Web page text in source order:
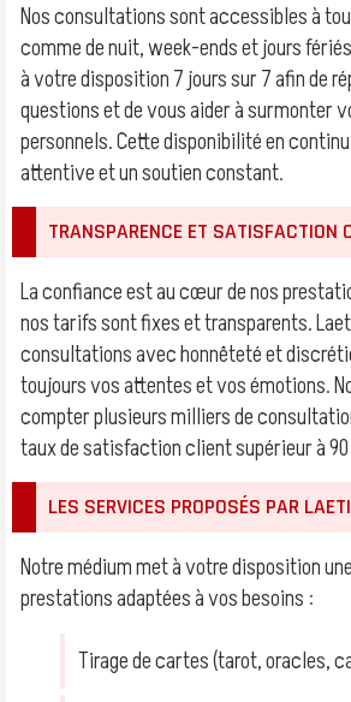
Nos consultations sont accessibles à
comme de nuit, week-ends et jours
à votre disposition 7 jours sur 7 afin de
questions et de vous aider à surmonter
personnels. Cette disponibilité en
attentive et un soutien constant.
TRANSPARENCE ET SATISFACTION
La confiance est au cœur de nos
nos tarifs sont fixes et transparents.
consultations avec honnêteté et
toujours vos attentes et vos émotions.
compter plusieurs milliers de
taux de satisfaction client supérieur à 90
LES SERVICES PROPOSÉS PAR
Notre médium met à votre disposition
prestations adaptées à vos besoins :
Tirage de cartes (tarot, oracles,